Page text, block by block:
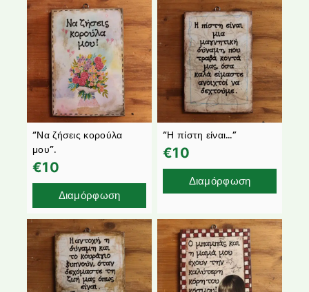
“Να ζήσεις κορούλα
μου”.
€10
Διαμόρφωση
“Η πίστη είναι…”
€10
Διαμόρφωση